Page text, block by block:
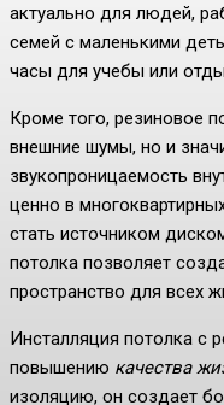
актуально для людей,
семей с маленькими
часы для учебы или
Кроме того, резиновое
внешние шумы, но и
звукопроницаемость
ценно в
стать источником
потолка позволяет
пространство для всех
Инсталляция потолка с
повышению качества
изоляцию, он создает